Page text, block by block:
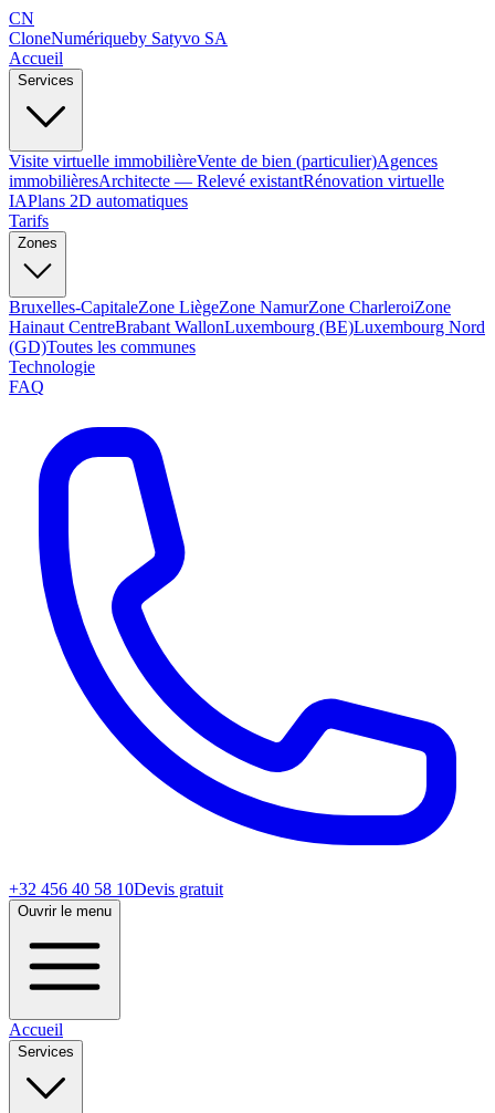
CN
CloneNumériqueby Satyvo SA
Accueil
Services
Visite virtuelle immobilièreVente de bien (particulier)Agences
immobilièresArchitecte — Relevé existantRénovation virtuelle
IAPlans 2D automatiques
Tarifs
Zones
Bruxelles-CapitaleZone LiègeZone NamurZone CharleroiZone
Hainaut CentreBrabant WallonLuxembourg (BE)Luxembourg Nord
(GD)Toutes les communes
Technologie
FAQ
+32 456 40 58 10Devis gratuit
Ouvrir le menu
Accueil
Services